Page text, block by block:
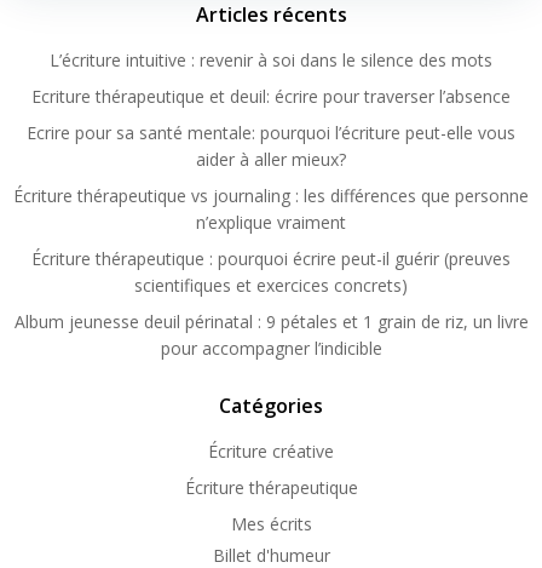
Articles récents
L’écriture intuitive : revenir à soi dans le silence des mots
Ecriture thérapeutique et deuil: écrire pour traverser l’absence
Ecrire pour sa santé mentale: pourquoi l’écriture peut-elle vous
aider à aller mieux?
Écriture thérapeutique vs journaling : les différences que personne
n’explique vraiment
Écriture thérapeutique : pourquoi écrire peut-il guérir (preuves
scientifiques et exercices concrets)
Album jeunesse deuil périnatal : 9 pétales et 1 grain de riz, un livre
pour accompagner l’indicible
Catégories
Écriture créative
Écriture thérapeutique
Mes écrits
Billet d'humeur